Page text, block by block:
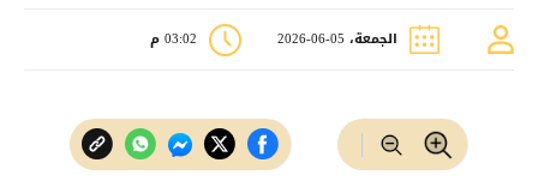
الجمعة، 05-06-2026 03:02 م